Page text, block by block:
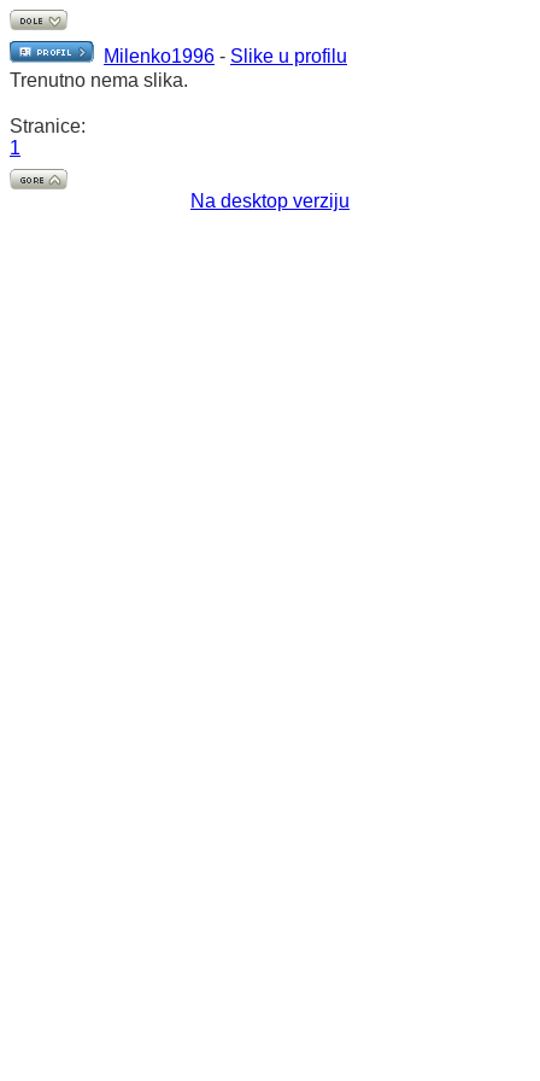
Milenko1996 - Slike u profilu
Trenutno nema slika.
Stranice:
1
Na desktop verziju